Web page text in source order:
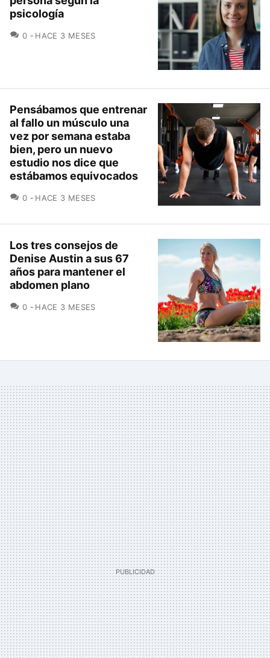
psicología
0 COMENTARIOS
HACE 3 MESES
Pensábamos que entrenar
al fallo un músculo una
vez por semana estaba
bien, pero un nuevo
estudio nos dice que
estábamos equivocados
0 COMENTARIOS
HACE 3 MESES
Los tres consejos de
Denise Austin a sus 67
años para mantener el
abdomen plano
0 COMENTARIOS
HACE 3 MESES